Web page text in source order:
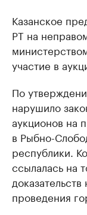
Казанское
РТ на
участие в
По
нарушило
аукционов на
в Рыбно-
республики.
ссылалась на
проведения